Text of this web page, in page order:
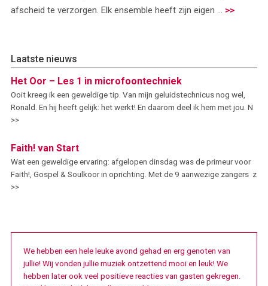
afscheid te verzorgen. Elk ensemble heeft zijn eigen ... >>
Laatste nieuws
Het Oor – Les 1 in microfoontechniek
Ooit kreeg ik een geweldige tip. Van mijn geluidstechnicus nog wel,
Ronald. En hij heeft gelijk: het werkt! En daarom deel ik hem met jou. N
>>
Faith! van Start
Wat een geweldige ervaring: afgelopen dinsdag was de primeur voor
Faith!, Gospel & Soulkoor in oprichting. Met de 9 aanwezige zangers z
>>
We hebben een hele leuke avond gehad en erg genoten van
jullie! Wij vonden jullie muziek ontzettend mooi en leuk! We
hebben later ook veel positieve reacties van gasten gekregen.